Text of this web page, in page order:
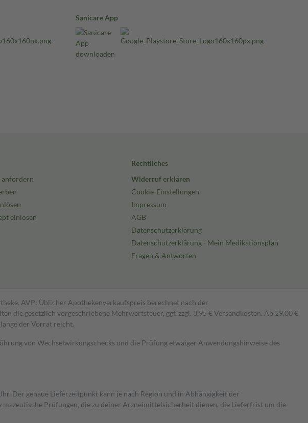
Sanicare App
einlösen
Rechtliches
Widerruf erklären
Cookie-Einstellungen
Impressum
AGB
Datenschutzerklärung
Datenschutzerklärung - Mein Medikationsplan
Fragen & Antworten
AVP: Üblicher Apothekenverkaufspreis berechnet nach der
die gesetzlich vorgeschriebene Mehrwertsteuer, ggf. zzgl. 3,95 € Versandkosten. Ab 29,00 €
der Vorrat reicht.
von Wechselwirkungschecks und die Prüfung etwaiger Anwendungshinweise des
Der genaue Lieferzeitpunkt kann je nach Region und in Abhängigkeit der
Prüfungen, die zu deiner Arzneimittelsicherheit dienen, die Lieferfrist um die